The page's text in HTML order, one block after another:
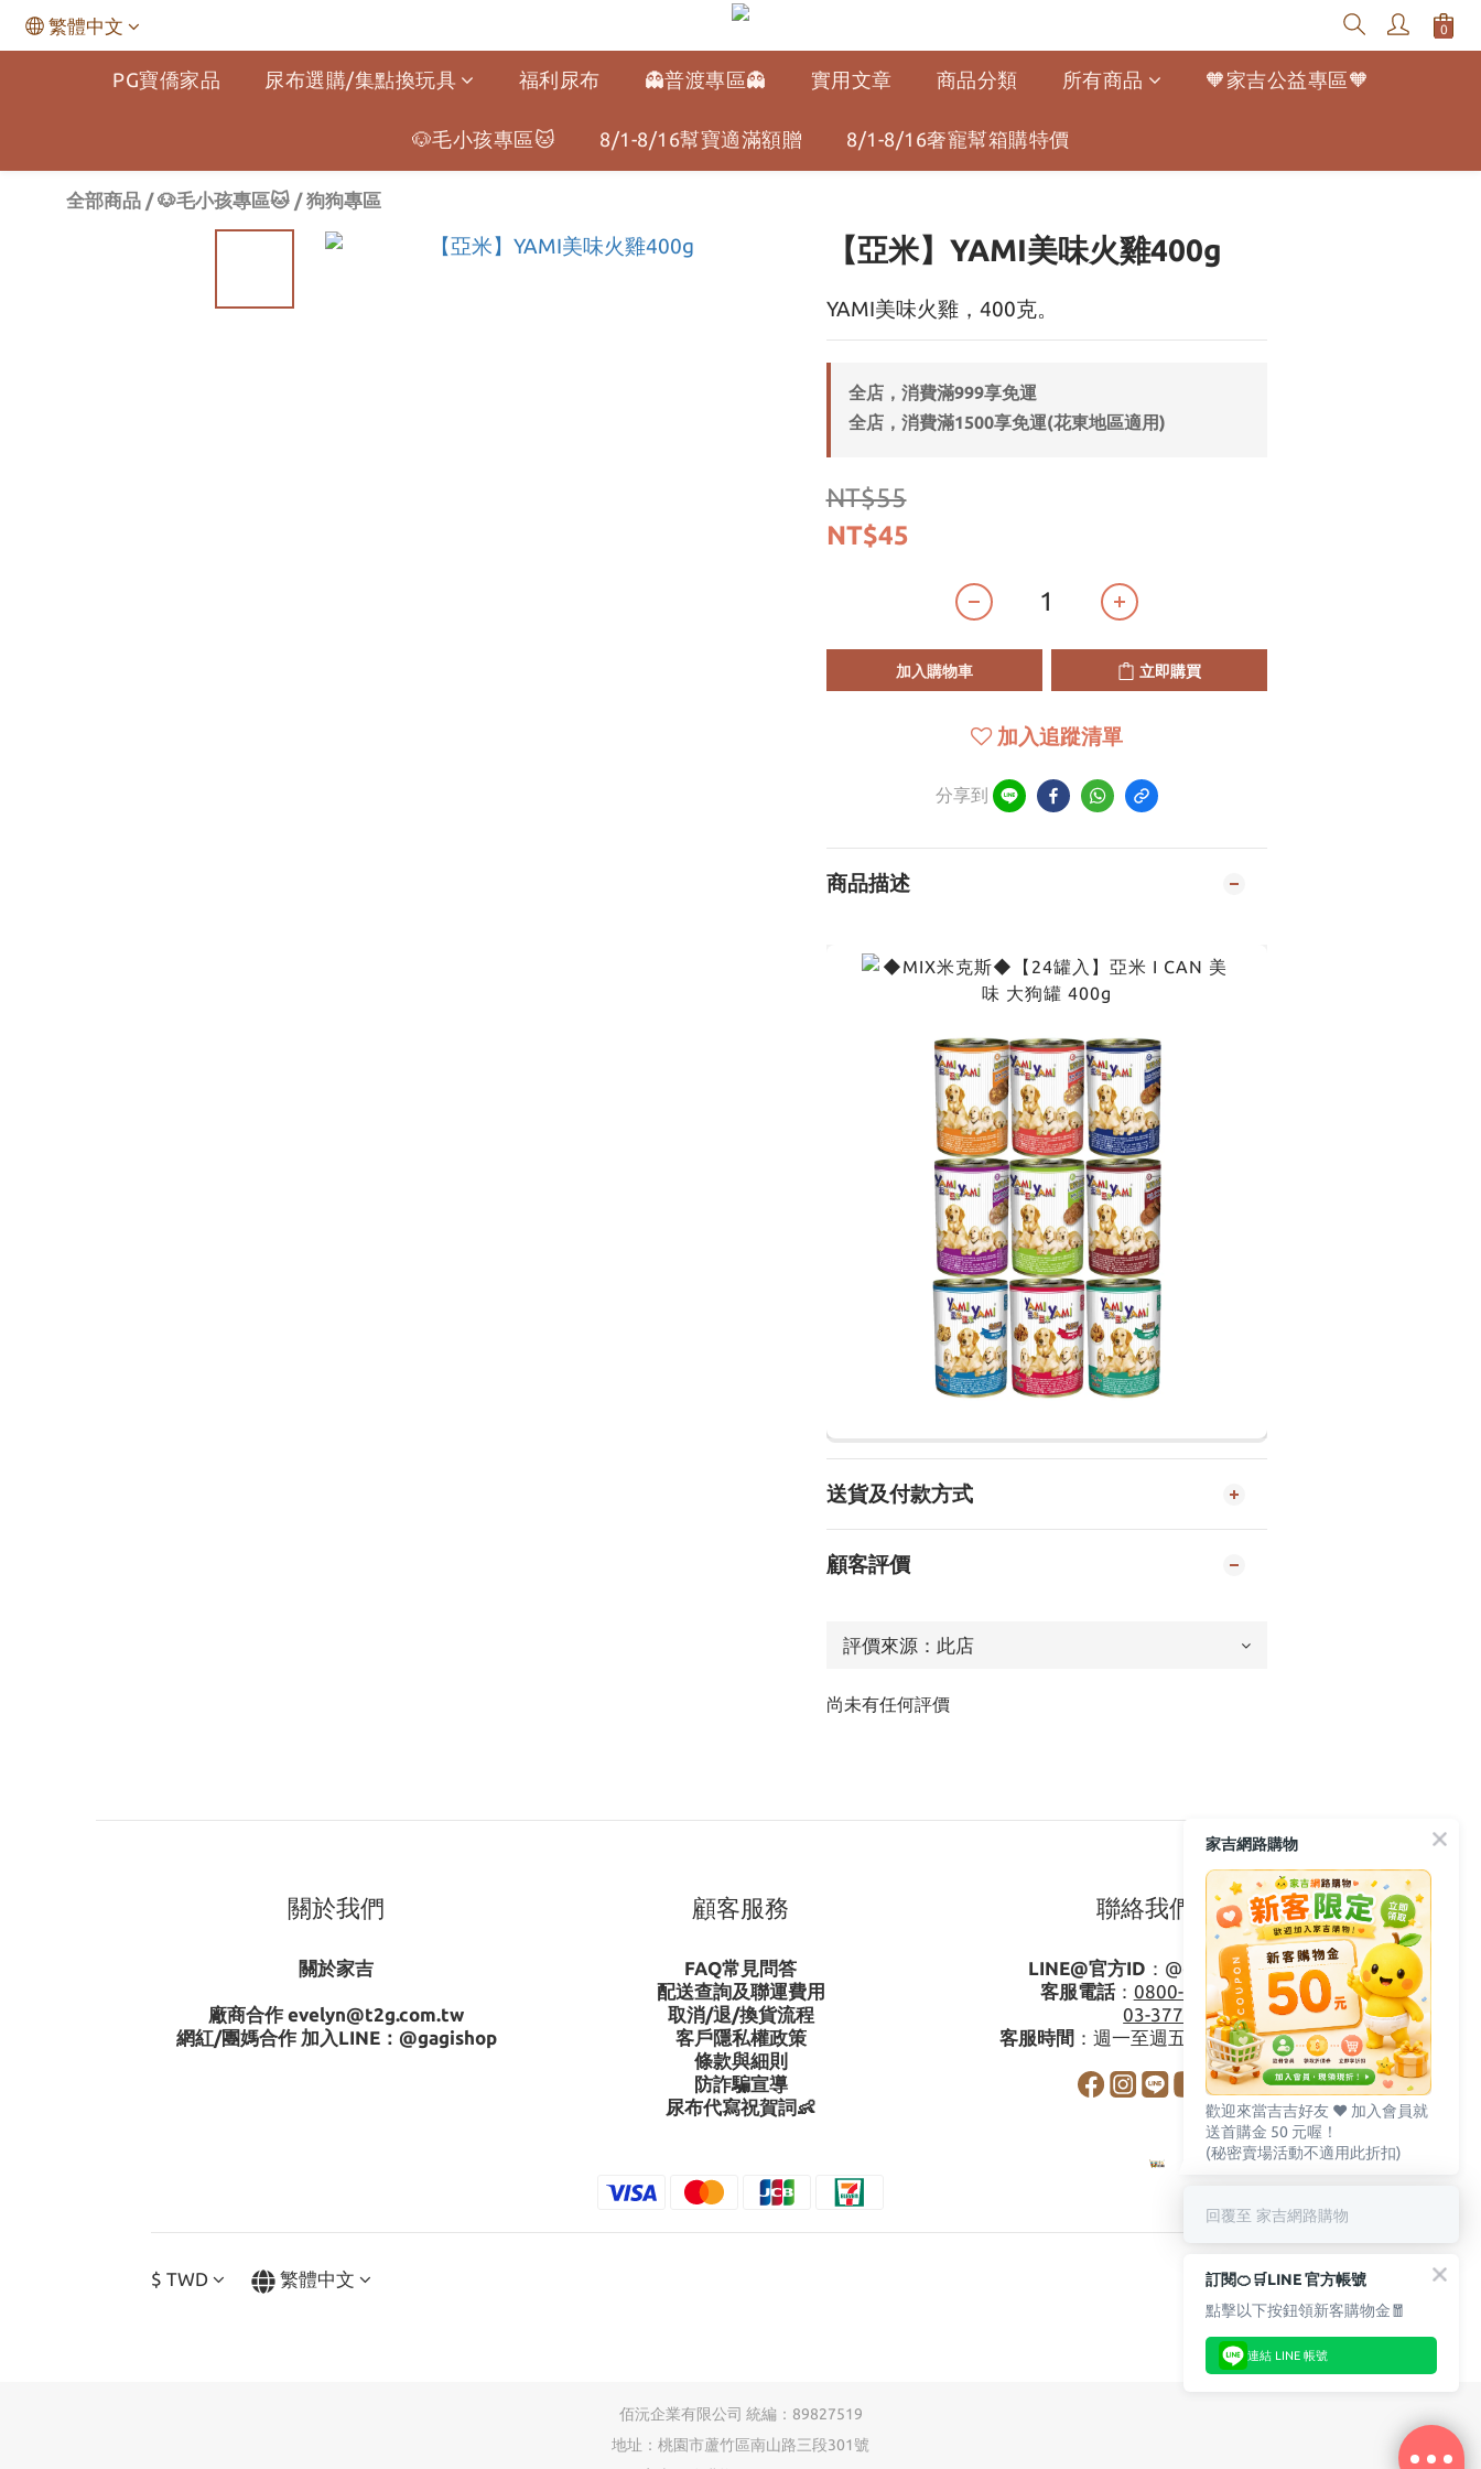
繁體中文
PG寶僑家品 尿布選購/集點換玩具 福利尿布 👻普渡專區👻 實用文章 商品分類 所有商品 🧡家吉公益專區🧡
🐶毛小孩專區🐱 8/1-8/16幫寶適滿額贈 8/1-8/16奢寵幫箱購特價
全部商品 /🐶毛小孩專區🐱 /狗狗專區
【亞米】YAMI美味火雞400g
YAMI美味火雞，400克。
全店，消費滿999享免運
全店，消費滿1500享免運(花東地區適用)
NT$55
NT$45
加入購物車 立即購買
加入追蹤清單
分享到
商品描述
送貨及付款方式
顧客評價
尚未有任何評價
關於我們
關於家吉
廠商合作 evelyn@t2g.com.tw
網紅/團媽合作 加入LINE： @gagishop
顧客服務
FAQ常見問答
配送查詢及聯運費用
取消/退/換貨流程
客戶隱私權政策
條款與細則
防詐騙宣導
尿布代寫祝賀詞👶
聯絡我們
LINE@官方ID ： @gagishop
客服電話： 0800-273795
03-3778587
客服時間 ：週一至週五08:30-17:30
$ TWD 繁體中文
佰沅企業有限公司 統編：89827519
地址：桃園市蘆竹區南山路三段301號
家吉網路購物
歡迎來當吉吉好友 ♥️ 加入會員就
送首購金 50 元喔！
(秘密賣場活動不適用此折扣)
回覆至 家吉網路購物
訂閱🍊🛒LINE 官方帳號
點擊以下按鈕領新客購物金🧧
連結 LINE 帳號